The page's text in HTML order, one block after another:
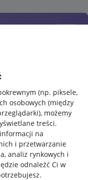
(np. piksele,
osobowych (między
, możemy
treści.
na
i przetwarzanie
analiz rynkowych i
odnaleźć Ci w